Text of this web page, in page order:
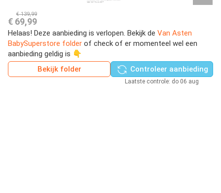
€ 139,99
€ 69,99
Helaas! Deze aanbieding is verlopen. Bekijk de Van Asten
BabySuperstore folder of check of er momenteel wel een
aanbieding geldig is 👇
Bekijk folder
Controleer aanbieding
Laatste controle: do 06 aug